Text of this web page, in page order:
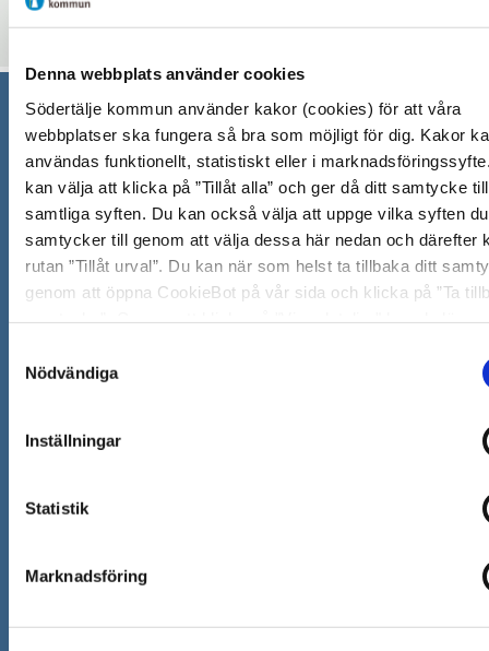
Denna webbplats använder cookies
Södertälje kommun använder kakor (cookies) för att våra
webbplatser ska fungera så bra som möjligt för dig. Kakor
användas funktionellt, statistiskt eller i
kan välja att klicka på ”Tillåt alla” och ger då ditt samtycke till
samtliga syften. Du kan också välja att uppge vilka syften du
samtycker till genom att välja dessa här nedan och därefter
rutan ”Tillåt urval”. Du kan när som helst ta tillbaka ditt
genom att öppna CookieBot på vår sida och klicka på ”Ta
behandlar personuppgifter.
Nödvändiga
Inställningar
Statistik
Marknadsföring
thumb_up
Södertälje kommun
151 89 Södertälje
Besöksadress: Nyköpingsvägen 26
Tfn: 08–523 010 00
kontaktcenter@sodertalje.se
Org.nr. 212000–0159
Remisser, beslut och meddelande/info till Södertälje
Kontaktcenter
Synpunkter och felanmälan
i
fönster
Säkra meddelanden